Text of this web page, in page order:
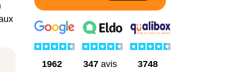
1962
347avis
3748